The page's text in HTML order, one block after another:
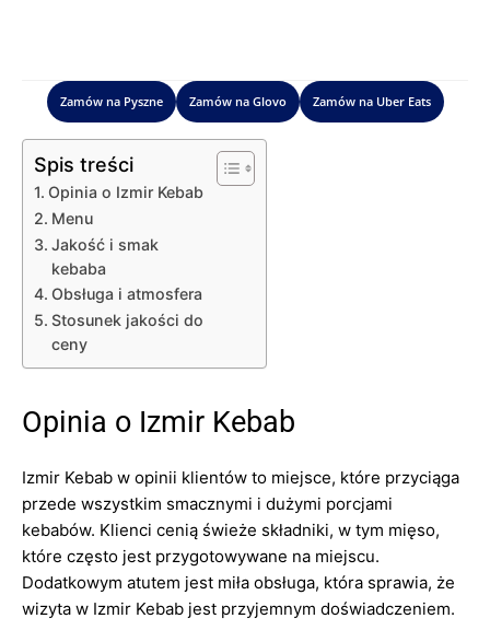
Zamów na Pyszne Zamów na Glovo Zamów na Uber Eats
Spis treści
Opinia o Izmir Kebab
Menu
Jakość i smak
kebaba
Obsługa i atmosfera
Stosunek jakości do
ceny
Opinia o Izmir Kebab
Izmir Kebab w opinii klientów to miejsce, które przyciąga
przede wszystkim smacznymi i dużymi porcjami
kebabów. Klienci cenią świeże składniki, w tym mięso,
które często jest przygotowywane na miejscu.
Dodatkowym atutem jest miła obsługa, która sprawia, że
wizyta w Izmir Kebab jest przyjemnym doświadczeniem.